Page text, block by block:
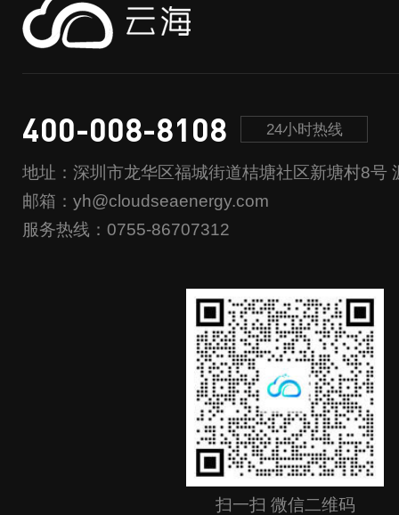
400-008-8108 24小时热线
地址：深圳市龙华区福城街道桔塘社区新塘村8号
邮箱：yh@cloudseaenergy.com
服务热线：0755-86707312
扫一扫 微信二维码